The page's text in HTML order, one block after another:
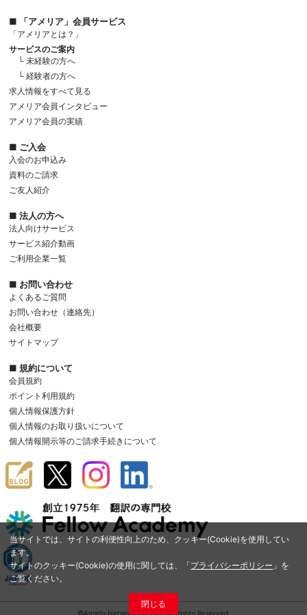
当サイトでは、サイトの利便性向上のため、クッキー(Cookie)を使用してい
ます。
サイトのクッキー(Cookie)の使用に関しては、「プライバシーポリシー 」を
ご覧ください。
閉じる
■ 「アメリア」会員サービス
「アメリアとは？」
サービスのご案内
└ 未経験の方へ
└ 経験者の方へ
求人情報をすべて見る
アメリア会員インタビュー
アメリア会員の実績
■ ご入会
入会のお申込み
資料のご請求
ご友人紹介
■ 法人の方へ
法人向けサービス
サービス紹介動画
ご利用企業一覧
■ お問い合わせ
よくあるご質問
お問い合わせ（連絡先）
会社概要
サイトマップ
■ 規約について
会員規約
ポイント利用規約
個人情報保護方針
個人情報のお取り扱いについて
個人情報開示等のご請求手続きについて
©Amelia Network Co.,Ltd. All Rights Reserved.